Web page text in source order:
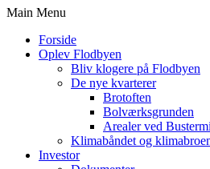
Main Menu
Forside
Oplev Flodbyen
Bliv klogere på Flodbyen
De nye kvarterer
Brotoften
Bolværksgrunden
Arealer ved
Klimabåndet og
Investor